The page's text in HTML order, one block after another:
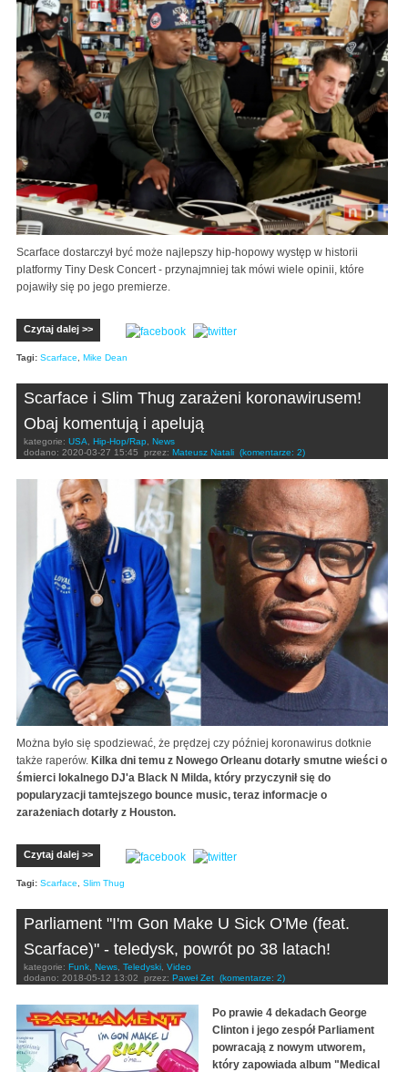
Scarface dostarczył być może najlepszy hip-hopowy występ w historii
platformy Tiny Desk Concert - przynajmniej tak mówi wiele opinii, które
pojawiły się po jego premierze.
Czytaj dalej >>
Tagi: Scarface Mike Dean
Scarface i Slim Thug zarażeni koronawirusem!
Obaj komentują i apelują
kategorie: USA Hip-Hop/Rap
News
dodano: 2020-03-27 15:45 przez: Mateusz Natali (komentarze: 2)
Można było się spodziewać, że prędzej czy później koronawirus dotknie
także raperów. Kilka dni temu z Nowego Orleanu dotarły smutne wieści o
śmierci lokalnego DJ'a Black N Milda, który przyczynił się do
popularyzacji tamtejszego bounce music, teraz informacje o
zarażeniach dotarły z Houston.
Czytaj dalej >>
Tagi: Scarface Slim Thug
Parliament "I'm Gon Make U Sick O'Me (feat.
Scarface)" - teledysk, powrót po 38 latach!
kategorie: Funk News Teledyski Video
dodano: 2018-05-12 13:02 przez: Paweł Zet (komentarze: 2)
Po prawie 4 dekadach George
Clinton i jego zespół Parliament
powracają z nowym utworem,
który zapowiada album "Medical